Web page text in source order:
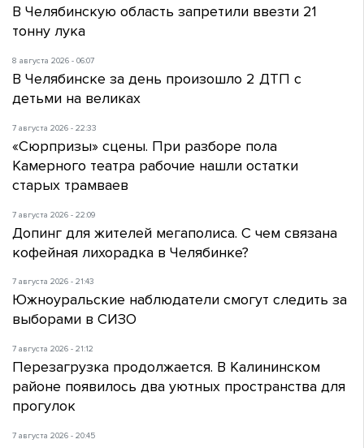
В Челябинскую область запретили ввезти 21
тонну лука
8 августа 2026 - 06:07
В Челябинске за день произошло 2 ДТП с
детьми на великах
7 августа 2026 - 22:33
«Сюрпризы» сцены. При разборе пола
Камерного театра рабочие нашли остатки
старых трамваев
7 августа 2026 - 22:09
Допинг для жителей мегаполиса. С чем связана
кофейная лихорадка в Челябинке?
7 августа 2026 - 21:43
Южноуральские наблюдатели смогут следить за
выборами в СИЗО
7 августа 2026 - 21:12
Перезагрузка продолжается. В Калининском
районе появилось два уютных пространства для
прогулок
7 августа 2026 - 20:45